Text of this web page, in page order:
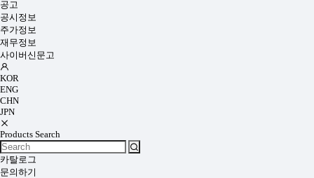
공고
공시정보
주가정보
재무정보
사이버신문고
KOR
ENG
CHN
JPN
Products Search
카탈로그
문의하기